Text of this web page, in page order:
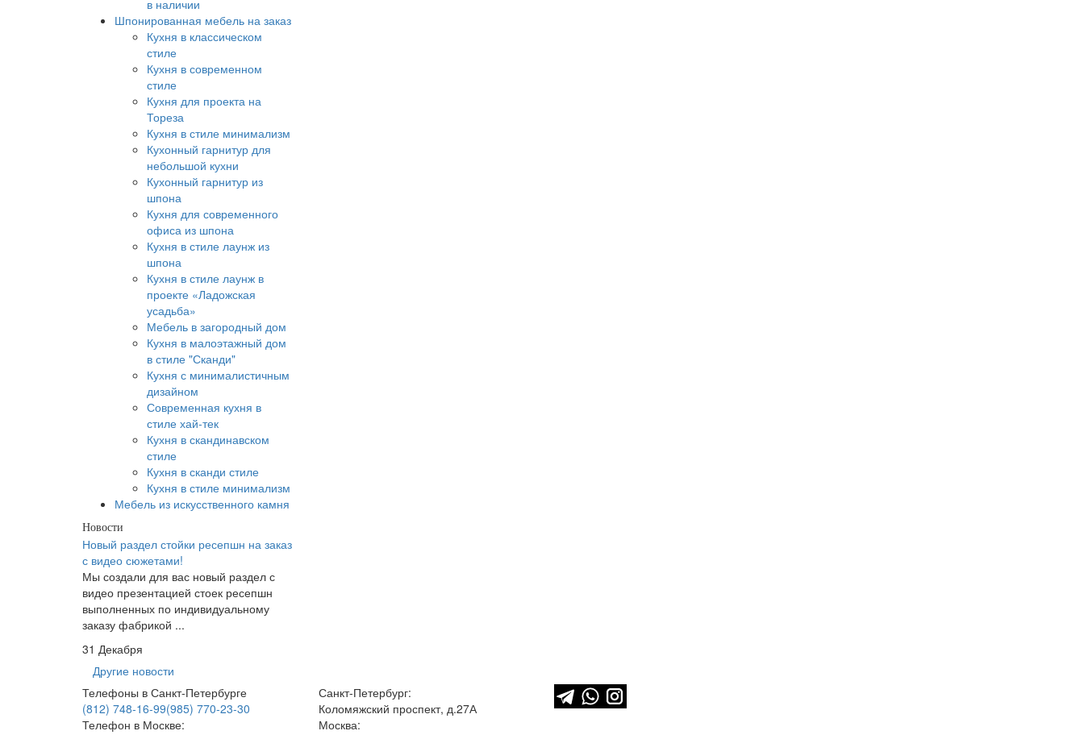
в наличии
Шпонированная мебель на заказ
Кухня в классическом
стиле
Кухня в современном
стиле
Кухня для проекта на
Тореза
Кухня в стиле минимализм
Кухонный гарнитур для
небольшой кухни
Кухонный гарнитур из
шпона
Кухня для современного
офиса из шпона
Кухня в стиле лаунж из
шпона
Кухня в стиле лаунж в
проекте «Ладожская
усадьба»
Мебель в загородный дом
Кухня в малоэтажный дом
в стиле "Сканди"
Кухня с минималистичным
дизайном
Современная кухня в
стиле хай-тек
Кухня в скандинавском
стиле
Кухня в сканди стиле
Кухня в стиле минимализм
Мебель из искусственного камня
Новости
Новый раздел стойки ресепшн на заказ
с видео сюжетами!
Мы создали для вас новый раздел с
видео презентацией стоек ресепшн
выполненных по индивидуальному
заказу фабрикой ...
31 Декабря
Другие новости
Телефоны в Санкт-Петербурге
(812) 748-16-99(985) 770-23-30
Телефон в Москве:
Санкт-Петербург:
Коломяжский проспект, д.27А
Москва: